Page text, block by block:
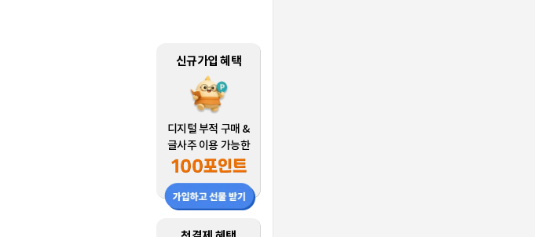
신규가입 혜택
디지털 부적 구매 &
글사주 이용 가능한